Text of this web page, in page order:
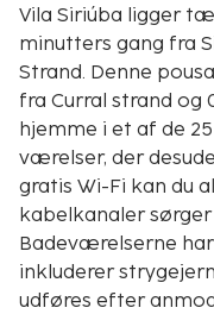
Vila Siriúba ligger
minutters gang fra
Strand. Denne pousada ved stranden ligger 17,2 km
fra Curral strand og
hjemme i et af de
værelser, der
gratis Wi-Fi kan du
kabelkanaler
Badeværelserne
inkluderer
udføres efter